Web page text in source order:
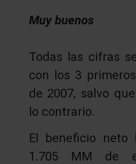
Muy buenos
Todas las cifras
con los 3
de 2007, salvo
lo contrario.
El beneficio neto
1.705 MM de